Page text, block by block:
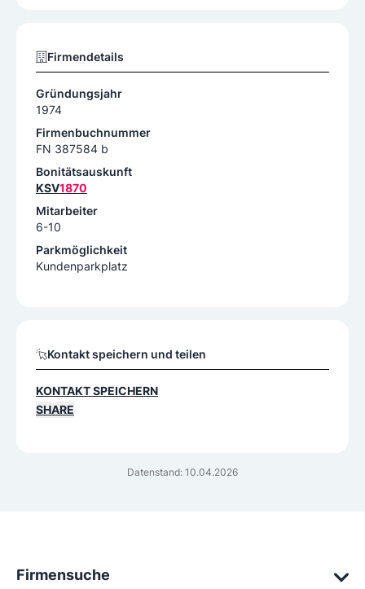
Datenstand: 10.04.2026
Firmendetails
Gründungsjahr
1974
Firmenbuchnummer
FN 387584 b
Bonitätsauskunft
KSV1870
Mitarbeiter
6-10
Parkmöglichkeit
Kundenparkplatz
Kontakt speichern und teilen
KONTAKT SPEICHERN
SHARE
Firmensuche